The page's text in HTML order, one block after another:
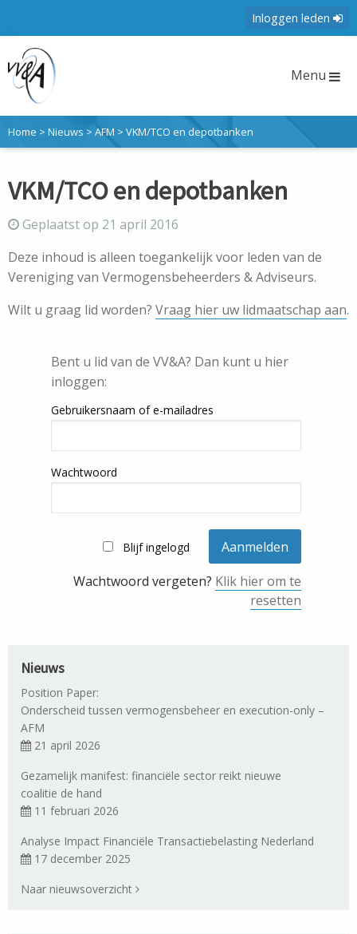
Inloggen leden
Menu
Home > Nieuws > AFM > VKM/TCO en depotbanken
VKM/TCO en depotbanken
Geplaatst op 21 april 2016
Deze inhoud is alleen toegankelijk voor leden van de
Vereniging van Vermogensbeheerders & Adviseurs.
Wilt u graag lid worden? Vraag hier uw lidmaatschap aan.
Bent u lid van de VV&A? Dan kunt u hier
inloggen:
Gebruikersnaam of e-mailadres
Wachtwoord
Blijf ingelogd
Wachtwoord vergeten? Klik hier om te
resetten
Nieuws
Position Paper:
Onderscheid tussen vermogensbeheer en execution-only –
AFM
21 april 2026
Gezamelijk manifest: financiële sector reikt nieuwe
coalitie de hand
11 februari 2026
Analyse Impact Financiële Transactiebelasting Nederland
17 december 2025
Naar nieuwsoverzicht